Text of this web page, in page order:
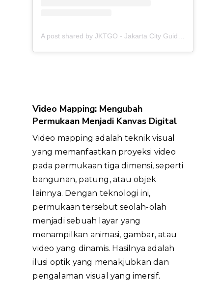
Video Mapping: Mengubah
Permukaan Menjadi Kanvas Digital
Video mapping adalah teknik visual
yang memanfaatkan proyeksi video
pada permukaan tiga dimensi, seperti
bangunan, patung, atau objek
lainnya. Dengan teknologi ini,
permukaan tersebut seolah-olah
menjadi sebuah layar yang
menampilkan animasi, gambar, atau
video yang dinamis. Hasilnya adalah
ilusi optik yang menakjubkan dan
pengalaman visual yang imersif.